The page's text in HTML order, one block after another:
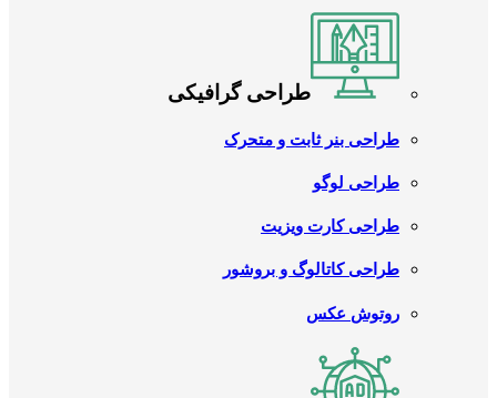
طراحی گرافیکی
طراحی بنر ثابت و متحرک
طراحی لوگو
طراحی کارت ویزیت
طراحی کاتالوگ و بروشور
روتوش عکس